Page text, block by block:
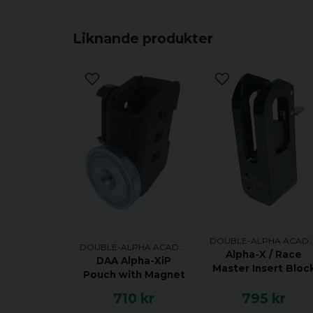
Liknande produkter
DOUBLE-ALPHA ACADEMY
DAA Alpha-XiP
Pouch with Magnet
710 kr
Alpha-X / Race
Master Insert
795 kr